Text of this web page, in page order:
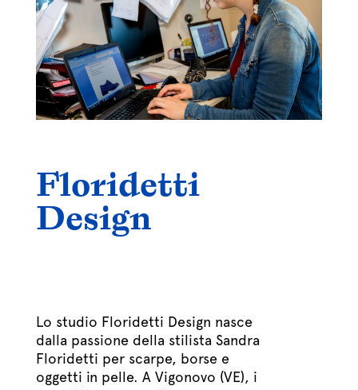
Floridetti
Design
Lo studio Floridetti Design nasce
dalla passione della stilista Sandra
Floridetti per scarpe, borse e
oggetti in pelle. A Vigonovo (VE), i